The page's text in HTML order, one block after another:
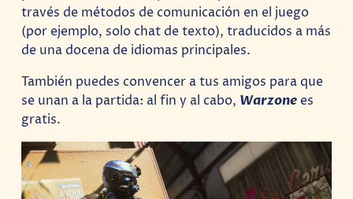
través de métodos de comunicación en el juego
(por ejemplo, solo chat de texto), traducidos a más
de una docena de idiomas principales.
También puedes convencer a tus amigos para que
se unan a la partida: al fin y al cabo, Warzonees
gratis.